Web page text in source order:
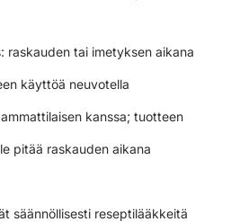
raskauden tai imetyksen aikana
käyttöä neuvotella
kanssa; tuotteen
pitää raskauden aikana
säännöllisesti reseptilääkkeitä